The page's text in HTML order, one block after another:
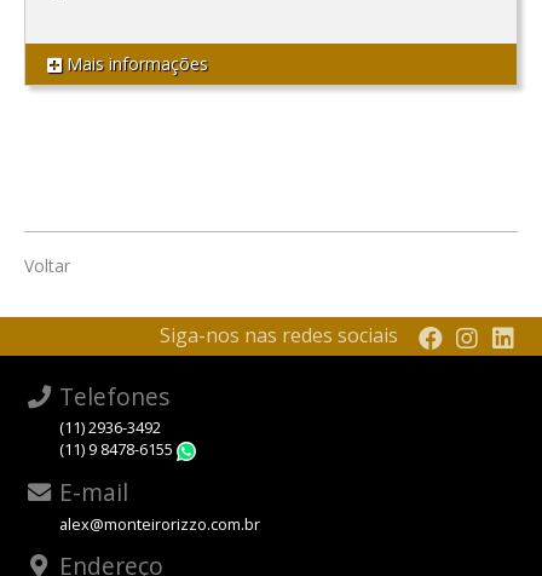
Mais informações
Voltar
Siga-nos nas redes sociais
Telefones
(11) 2936-3492
(11) 9 8478-6155
E-mail
alex@monteirorizzo.com.br
Endereço